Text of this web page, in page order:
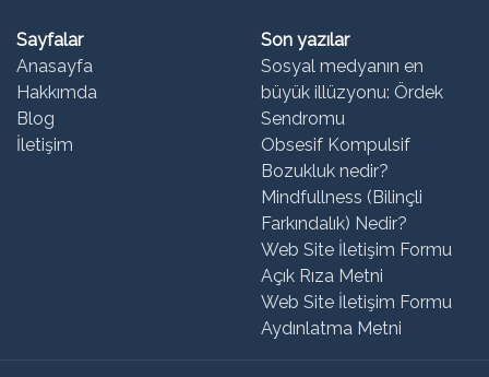
Sayfalar
Anasayfa
Hakkımda
Blog
İletişim
Son yazılar
Sosyal medyanın en
büyük illüzyonu: Ördek
Sendromu
Obsesif Kompulsif
Bozukluk nedir?
Mindfullness (Bilinçli
Farkındalık) Nedir?
Web Site İletişim Formu
Açık Rıza Metni
Web Site İletişim Formu
Aydınlatma Metni